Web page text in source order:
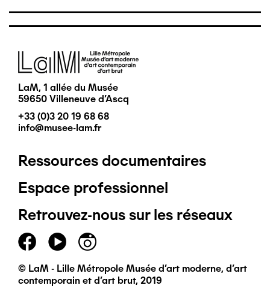
Image
LaM, 1 allée du Musée
59650 Villeneuve d'Ascq
+33 (0)3 20 19 68 68
info@musee-lam.fr
Pied
de
page
principal
Ressources documentaires
Espace professionnel
Retrouvez-nous sur les réseaux
© LaM - Lille Métropole Musée d'art moderne, d'art
contemporain et d'art brut, 2019